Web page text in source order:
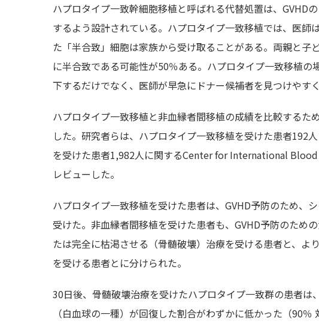
ハプロタイプ一致幹細胞移植と呼ばれる代替処置は、GVHD
するよう設計されている。ハプロタイプ一致移植では、医師
た「半合致」細胞は家族から受け取ることがある。両親と子
に半合致である可能性が50％ある。ハプロタイプ一致移植
下するだけでなく、医師が早急にドナー候補者を見つけやすく
ハプロタイプ一致移植と非血縁者間移植の成績を比較するた
した。研究者らは、ハプロタイプ一致移植を受けた患者192
を受けた患者1,982人に関するCenter for International
レビューした。
ハプロタイプ一致移植を受けた患者は、GVHD予防のため、
受けた。非血縁者間移植を受けた患者も、GVHD予防のため
たは完全に枯渇させる（骨髄破壊）治療を受ける患者と、よ
を受ける患者とに分けられた。
30日後、骨髄破壊治療を受けたハプロタイプ一致群の患者
（白血球の一種）が回復した割合がわずかに低かった（90